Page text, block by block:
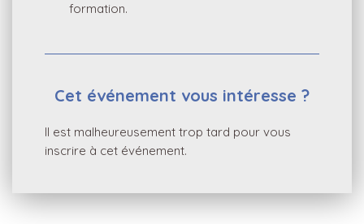
formation.
Cet événement vous intéresse ?
Il est malheureusement trop tard pour vous
inscrire à cet événement.